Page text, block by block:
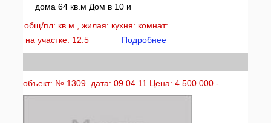
дома 64 кв.м Дом в 10 и
общ/пл: кв.м., жилая: кухня: комнат:
на участке: 12.5
Подробнее
объект: № 1309 дата: 09.04.11 Цена: 4 500 000 -